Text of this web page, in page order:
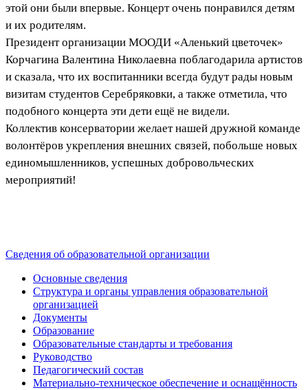
этой они были впервые. Концерт очень понравился детям
и их родителям.
Президент организации МООДИ «Аленький цветочек»
Корчагина Валентина Николаевна поблагодарила артистов
и сказала, что их воспитанники всегда будут рады новым
визитам студентов Серебряковки, а также отметила, что
подобного концерта эти дети ещё не видели.
Коллектив консерватории желает нашей дружной команде
волонтёров укрепления внешних связей, побольше новых
единомышленников, успешных добровольческих
мероприятий!
Сведения об образовательной организации
Основные сведения
Структура и органы управления образовательной
организацией
Документы
Образование
Образовательные стандарты и требования
Руководство
Педагогический состав
Материально-техническое обеспечение и оснащённость